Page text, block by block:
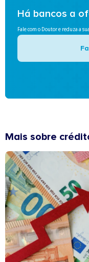
Há bancos a
Fale com o Doutor e reduza a
Mais sobre